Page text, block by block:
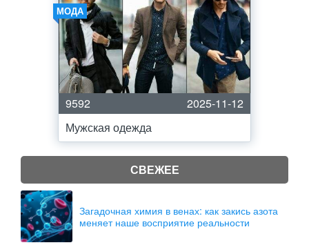
МОДА
9592
2025-11-12
Мужская одежда
СВЕЖЕЕ
Загадочная химия в венах: как закись азота
меняет наше восприятие реальности